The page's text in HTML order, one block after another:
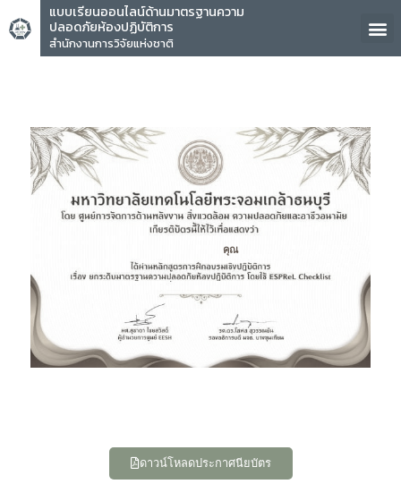
แบบเรียนออนไลน์ด้านมาตรฐานความ
ปลอดภัยห้องปฏิบัติการ
สำนักงานการวิจัยแห่งชาติ
คุณ
ดาวน์โหลดประกาศนียบัตร